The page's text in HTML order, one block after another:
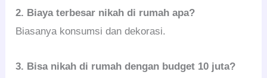
2. Biaya terbesar nikah di rumah apa?
Biasanya konsumsi dan dekorasi.
3. Bisa nikah di rumah dengan budget 10 juta?